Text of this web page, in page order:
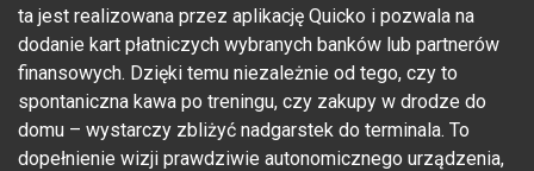
ta jest realizowana przez aplikację Quicko i pozwala na
dodanie kart płatniczych wybranych banków lub partnerów
finansowych. Dzięki temu niezależnie od tego, czy to
spontaniczna kawa po treningu, czy zakupy w drodze do
domu – wystarczy zbliżyć nadgarstek do terminala. To
dopełnienie wizji prawdziwie autonomicznego urządzenia,